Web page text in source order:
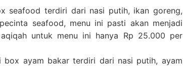
seafood terdiri dari nasi putih, ikan goreng,
seafood, menu ini pasti akan menjadi
untuk menu ini hanya Rp 25.000 per
box ayam bakar terdiri dari nasi putih, ayam